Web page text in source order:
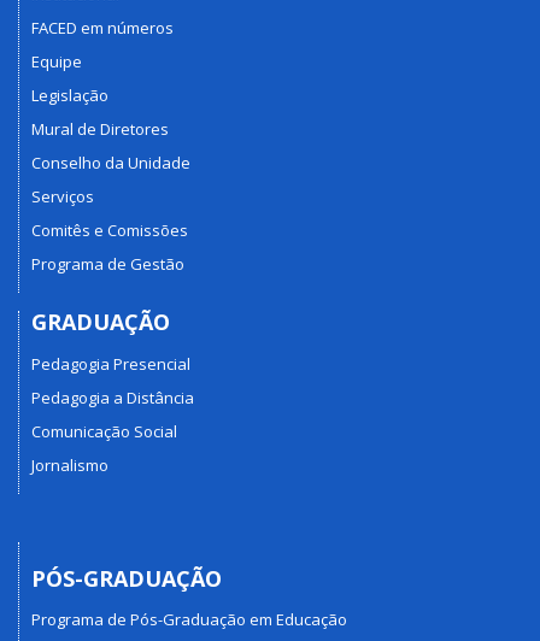
FACED em números
Equipe
Legislação
Mural de Diretores
Conselho da Unidade
Serviços
Comitês e Comissões
Programa de Gestão
GRADUAÇÃO
Pedagogia Presencial
Pedagogia a Distância
Comunicação Social
Jornalismo
PÓS-GRADUAÇÃO
Programa de Pós-Graduação em Educação